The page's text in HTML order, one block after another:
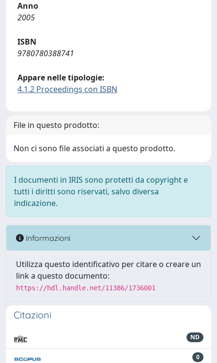
Anno
2005
ISBN
9780780388741
Appare nelle tipologie:
4.1.2 Proceedings con ISBN
File in questo prodotto:
Non ci sono file associati a questo prodotto.
I documenti in IRIS sono protetti da copyright e
tutti i diritti sono riservati, salvo diversa
indicazione.
Informazioni
Utilizza questo identificativo per citare o creare un
link a questo documento:
https://hdl.handle.net/11386/1736001
Citazioni
ND
0